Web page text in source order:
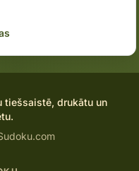
tiešsaistē, drukātu un